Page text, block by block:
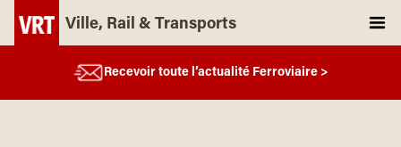
Ville, Rail & Transports
Recevoir toute l’actualité Ferroviaire >